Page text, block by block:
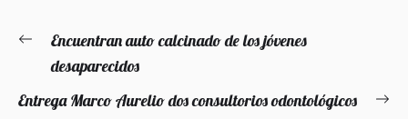
Navegación
entradas
Entrada
anterior:
Encuentran auto calcinado de los jóvenes
desaparecidos
Entrega Marco Aurelio dos consultorios odontológicos